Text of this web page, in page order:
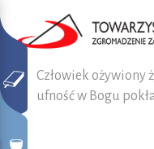
Człowiek ożywiony
ufność w Bogu